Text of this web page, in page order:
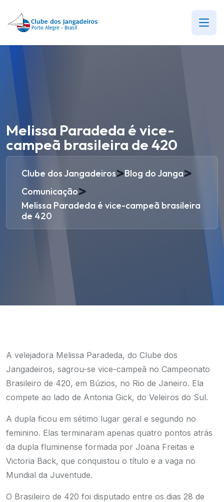
Melissa Paradeda é vice-
campeã brasileira de 420
Clube dos Jangadeiros>Blog do Janga>
Comunicação>
Melissa Paradeda é vice-campeã brasileira
de 420
A velejadora Melissa Paradeda, do Clube dos
Jangadeiros, sagrou-se vice-campeã no Campeonato
Brasileiro de 420, em Búzios, no Rio de Janeiro. Ela
compete ao lado de Antonia Gick, do Veleiros do Sul.
A dupla ficou em sétimo lugar geral e segundo no
feminino. Elas terminaram apenas quatro pontos atrás
da dupla fluminense formada por Joana Freitas e
Victoria Back, que conquistou o título e a vaga no
Mundial da Juventude.
O Brasileiro de 420 foi disputado entre os dias 28 de